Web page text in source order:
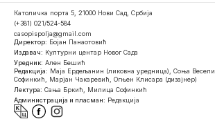
Католичка порта 5, 21000 Нови Сад, Србија
(+381) 021/524-584
casopispolja@gmail.com
Директор: Бојан Панаотовић
Издавач: Културни центар Новог Сада
Уредник: Ален Бешић
Редакција: Маја Ердељанин (ликовна уредница), Соња
Софинкић, Марјан Чакаревић, Огњен Клисара (дизајнер)
Лектура: Сања Бркић, Милица Софинкић
Администрација и пласман: Редакција